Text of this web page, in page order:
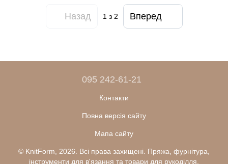
Назад 1 з 2 Вперед
095 242-61-21
Контакти
Повна версія сайту
Мапа сайту
© KnitForm, 2026. Всі права захищені. Пряжа, фурнітура,
інструменти для в'язання та товари для рукоділля.